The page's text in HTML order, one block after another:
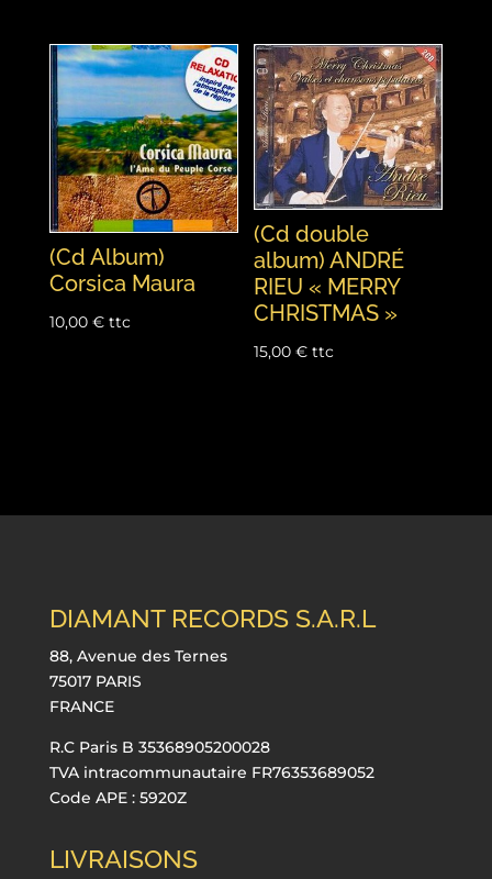
(Cd Album)
Corsica Maura
10,00 € ttc
(Cd double
album) ANDRÉ
RIEU « MERRY
CHRISTMAS »
15,00€ ttc
DIAMANT RECORDS S.A.R.L
88, Avenue des Ternes
75017 PARIS
FRANCE
R.C Paris B 35368905200028
TVA intracommunautaire FR76353689052
Code APE : 5920Z
LIVRAISONS